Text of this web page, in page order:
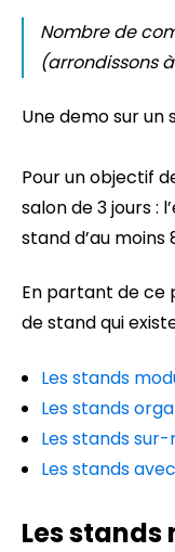
Nombre de
(arrondissons
Une demo sur un
Pour un objectif
salon de 3 jours :
stand d’au moins
En partant de ce
de stand qui
Les stands
Les stands
Les stands
Les stands
Les